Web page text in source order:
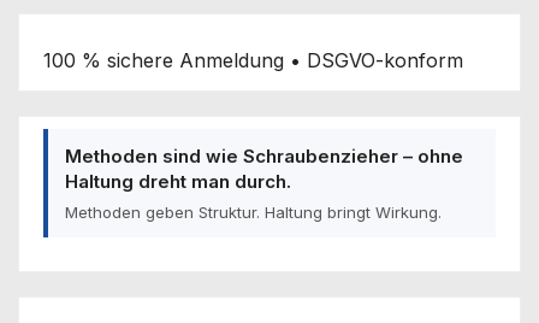
100 % sichere Anmeldung • DSGVO-konform
Methoden sind wie Schraubenzieher – ohne
Haltung dreht man durch.
Methoden geben Struktur. Haltung bringt Wirkung.